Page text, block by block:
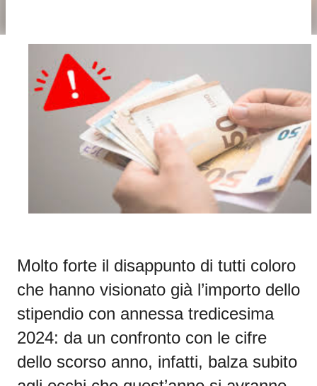
Molto forte il disappunto di tutti coloro
che hanno visionato già l’importo dello
stipendio con annessa tredicesima
2024: da un confronto con le cifre
dello scorso anno, infatti, balza subito